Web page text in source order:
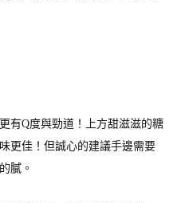
有Q度與勁道！上方甜滋滋的糖
更佳！但誠心的建議手邊需要
膩。